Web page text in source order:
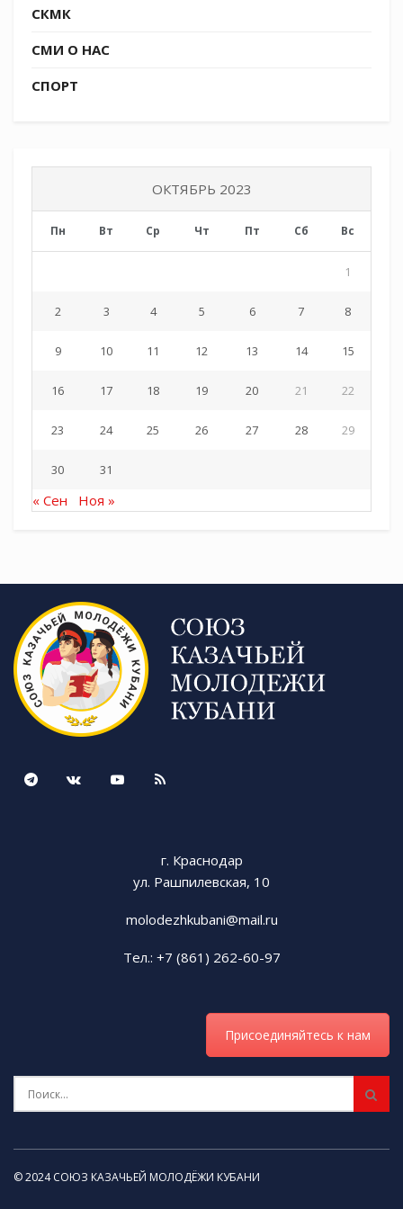
СКМК
СМИ О НАС
СПОРТ
ОКТЯБРЬ 2023
Пн Вт Ср Чт Пт Сб Вс
1
2 3 4 5 6 7 8
9 10 11 12 13 14 15
16 17 18 19 20 21 22
23 24 25 26 27 28 29
30 31
« Сен Ноя »
г. Краснодар
ул. Рашпилевская, 10
molodezhkubani@mail.ru
Тел.: +7 (861) 262-60-97
Присоединяйтесь к нам
© 2024 СОЮЗ КАЗАЧЬЕЙ МОЛОДЁЖИ КУБАНИ